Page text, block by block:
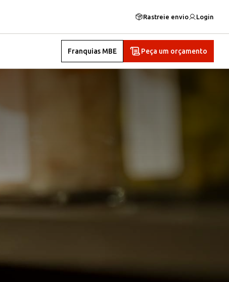
Rastreie envio Login
Franquias MBE Peça um orçamento